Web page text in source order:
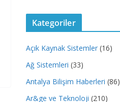
Kategoriler
Açık Kaynak Sistemler (16)
Ağ Sistemleri (33)
Antalya Bilişim Haberleri (86)
Ar&ge ve Teknoloji (210)